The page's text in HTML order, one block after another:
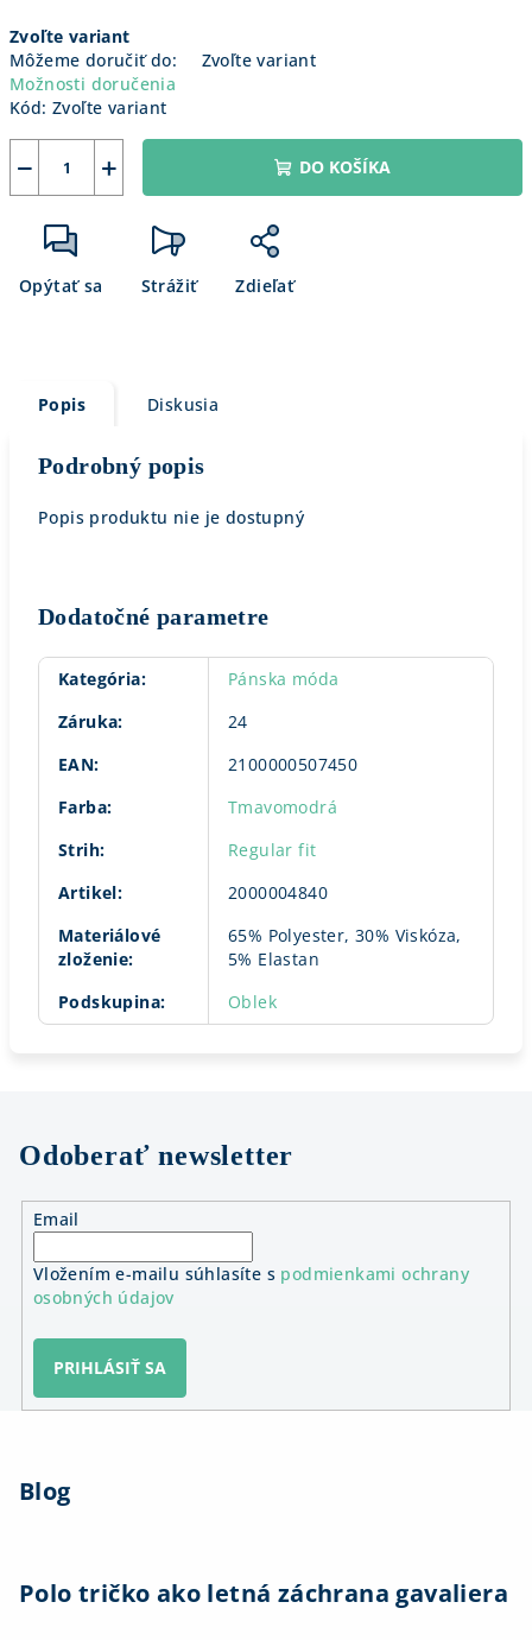
cena:
Zvoľte variant
Môžeme doručiť do:
Zvoľte variant
Možnosti doručenia
Kód: Zvoľte variant
+
− DO KOŠÍKA
Opýtať sa Strážiť Zdieľať
Popis Diskusia
Podrobný popis
Popis produktu nie je dostupný
Dodatočné parametre
Kategória:
Pánska móda
Záruka:
24
EAN:
2100000507450
Farba:
Tmavomodrá
Strih:
Regular fit
Artikel:
2000004840
Materiálové
zloženie:
65% Polyester, 30% Viskóza,
5% Elastan
Podskupina: Oblek
Odoberať newsletter
Email
Vložením e-mailu súhlasíte s podmienkami ochrany
osobných údajov
PRIHLÁSIŤ SA
Blog
Polo tričko ako letná záchrana gavaliera